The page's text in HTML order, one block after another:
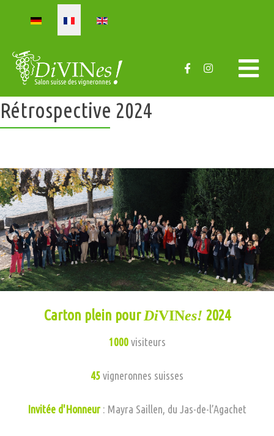
Rétrospective 2024
Carton plein pourDiVINes! 2024
1000 visiteurs
45 vigneronnes suisses
Invitée d'Honneur : Mayra Saillen, du Jas-de-l’Agachet